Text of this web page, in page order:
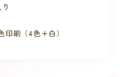
印刷（4色+白）